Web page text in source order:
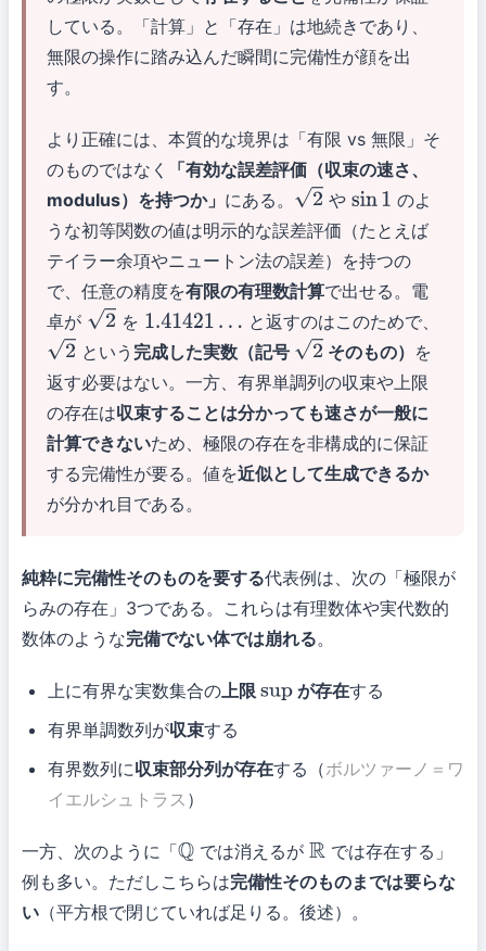
している。「計算」と「存在」は地続きであり、
無限の操作に踏み込んだ瞬間に完備性が顔を出
す。
より正確には、本質的な境界は「有限 vs 無限」そ
のものではなく
「有効な誤差評価（収束の速さ、
modulus）を持つか」 にある。 2 や sin1
のよ
うな初等関数の値は明示的な誤差評価（たとえば
テイラー余項やニュートン法の誤差）を持つの
で、任意の精度を有限の有理数計算で出せる。電
卓が 2 を 1.41421…
と返すのはこのためで、
2
という 完成した実数（記号 2 そのもの） を
返す必要はない。一方、有界単調列の収束や上限
の存在は収束することは分かっても速さが一般に
計算できないため、極限の存在を非構成的に保証
する完備性が要る。値を近似として生成できるか
が分かれ目である。
純粋に完備性そのものを要する代表例は、次の「極限が
らみの存在」3つである。これらは有理数体や実代数的
数体のような完備でない体では崩れる。
上に有界な実数集合の 上限 supが存在する
有界単調数列が収束する
有界数列に収束部分列が存在する（ボルツァーノ＝ワ
イエルシュトラス ）
一方、次のように「Q では消えるがR では存在する」
例も多い。ただしこちらは完備性そのものまでは要らな
い （平方根で閉じていれば足りる。後述）。